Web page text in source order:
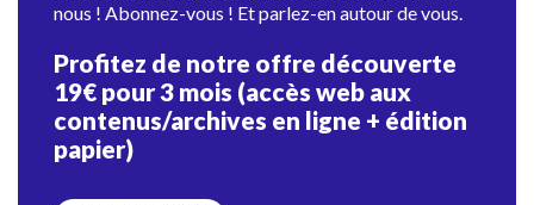
nous ! Abonnez-vous ! Et parlez-en autour de vous.
Profitez de notre offre découverte
19€ pour 3 mois (accès web aux
contenus/archives en ligne + édition
papier)